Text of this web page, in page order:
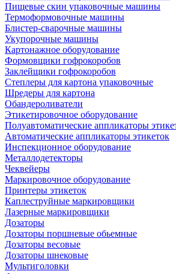
Пищевые скин упаковочные машины
Термоформовочные машины
Блистер-сварочные машины
Укупорочные машины
Картонажное оборудование
Формовщики гофрокоробов
Заклейщики гофрокоробов
Степлеры для картона упаковочные
Шредеры для картона
Обандероливатели
Этикетировочное оборудование
Полуавтоматические аппликаторы
Автоматические аппликаторы этикеток
Инспекционное оборудование
Металлодетекторы
Чеквейеры
Маркировочное оборудование
Принтеры этикеток
Каплеструйные маркировщики
Лазерные маркировщики
Дозаторы
Дозаторы поршневые обьемные
Дозаторы весовые
Дозаторы шнековые
Мультиголовки